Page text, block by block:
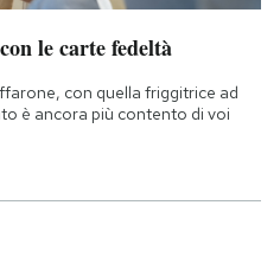
le carte fedeltà
con quella friggitrice ad
è ancora più contento di voi